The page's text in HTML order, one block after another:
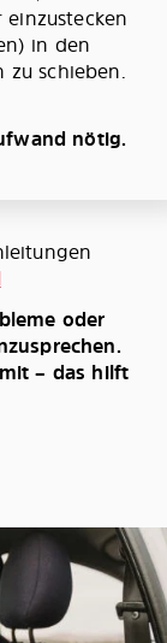
in den
zu schieben.
nötig.
oder
– das hilft